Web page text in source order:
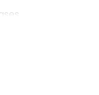
mitjà, a través del joc